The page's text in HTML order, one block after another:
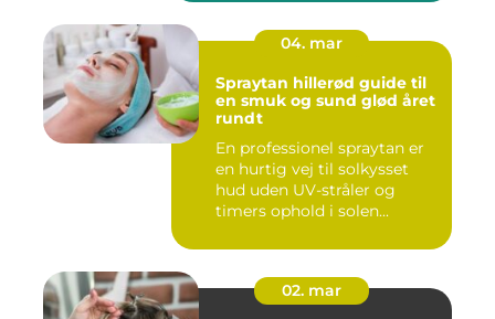
04. mar
Spraytan hillerød guide til
en smuk og sund glød året
rundt
En professionel spraytan er
en hurtig vej til solkysset
hud uden UV-stråler og
timers ophold i solen...
02. mar